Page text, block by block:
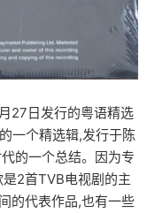
27日发行的粤语精选
一个精选辑,发行于陈
的一个总结。因为专
2首TVB电视剧的主
的代表作品,也有一些